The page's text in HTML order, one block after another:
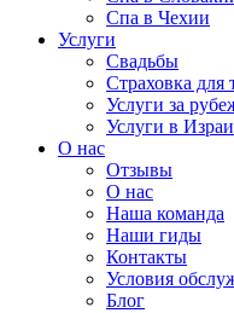
Спа в Чехии
Услуги
Свадьбы
Страховка для
Услуги за
Услуги в
О нас
Отзывы
О нас
Наша команда
Наши гиды
Контакты
Условия
Блог